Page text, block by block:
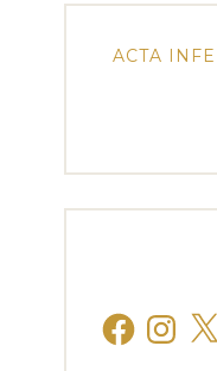
ACTA
FacebookInstagram
X